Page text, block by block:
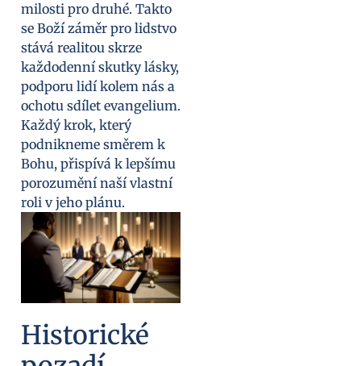
milosti pro druhé. Takto
se Boží záměr pro lidstvo
stává realitou skrze
každodenní skutky lásky,
podporu lidí kolem nás a
ochotu sdílet evangelium.
Každý krok, který
podnikneme směrem k
Bohu, přispívá k lepšímu
porozumění naší vlastní
roli v jeho plánu.
Historické